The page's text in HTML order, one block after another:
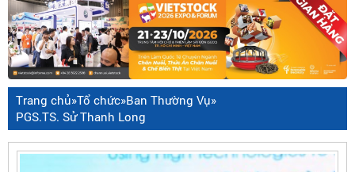
Trang chủ»Tổ chức»Ban Thường Vụ»
PGS.TS. Sử Thanh Long